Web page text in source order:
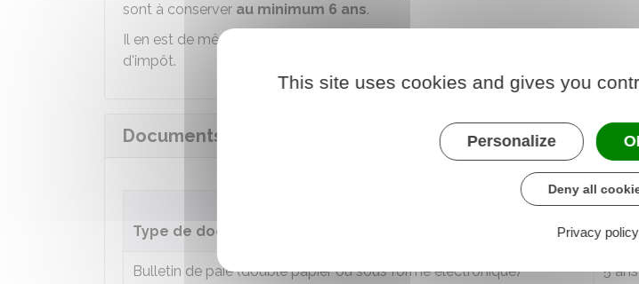
sont à conserver au minimum 6 ans.
Il en est de même des doubles des reçus des dons remis aux donateurs pour
d'impôt.
Documents concernant les personnels de l'association
Type de document
Bulletin de paie (double papier ou sous forme électronique) 5 ans
This site uses cookies and gives you
Personalize
Deny all
Privacy policy